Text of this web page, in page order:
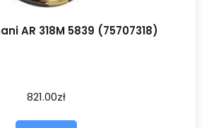
AR 318M 5839 (75707318)
821.00zł